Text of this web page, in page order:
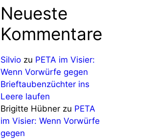
Neueste
Kommentare
Silvio zu PETA im Visier:
Wenn Vorwürfe gegen
Brieftaubenzüchter ins
Leere laufen
Brigitte Hübner zu PETA
im Visier: Wenn Vorwürfe
gegen